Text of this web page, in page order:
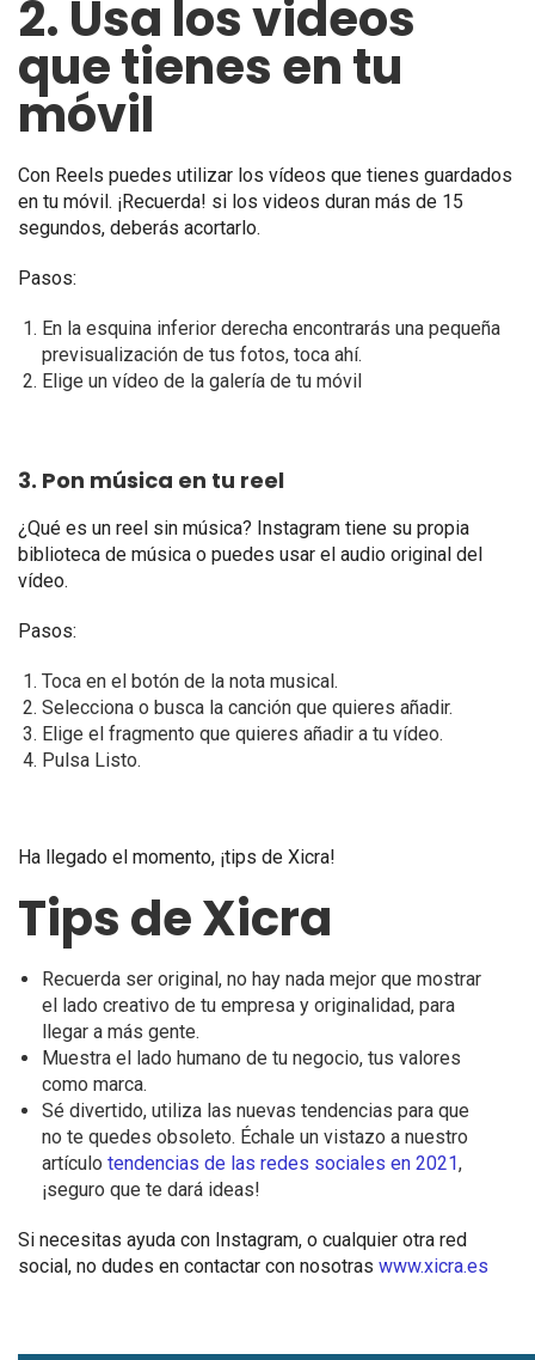
2. Usa los videos
que tienes en tu
móvil
Con Reels puedes utilizar los vídeos que tienes guardados
en tu móvil. ¡Recuerda! si los videos duran más de 15
segundos, deberás acortarlo.
Pasos:
En la esquina inferior derecha encontrarás una pequeña
previsualización de tus fotos, toca ahí.
Elige un vídeo de la galería de tu móvil
3. Pon música en tu reel
¿Qué es un reel sin música? Instagram tiene su propia
biblioteca de música o puedes usar el audio original del
vídeo.
Pasos:
Toca en el botón de la nota musical.
Selecciona o busca la canción que quieres añadir.
Elige el fragmento que quieres añadir a tu vídeo.
Pulsa Listo.
Ha llegado el momento, ¡tips de Xicra!
Tips de Xicra
Recuerda ser original, no hay nada mejor que mostrar
el lado creativo de tu empresa y originalidad, para
llegar a más gente.
Muestra el lado humano de tu negocio, tus valores
como marca.
Sé divertido, utiliza las nuevas tendencias para que
no te quedes obsoleto. Échale un vistazo a nuestro
artículo tendencias de las redes sociales en 2021,
¡seguro que te dará ideas!
Si necesitas ayuda con Instagram, o cualquier otra red
social, no dudes en contactar con nosotras www.xicra.es